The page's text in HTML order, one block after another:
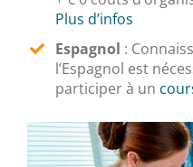
Plus d’infos
Espagnol :
l’Espagnol est
participer à un